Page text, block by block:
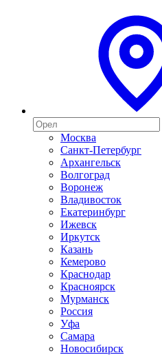
Москва
Санкт-Петербург
Архангельск
Волгоград
Воронеж
Владивосток
Екатеринбург
Ижевск
Иркутск
Казань
Кемерово
Краснодар
Красноярск
Мурманск
Россия
Уфа
Самара
Новосибирск